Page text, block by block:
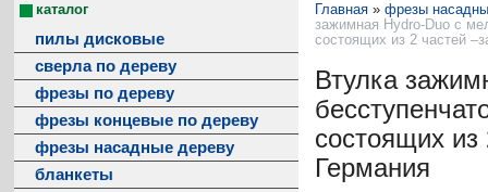
каталог
пилы дисковые
сверла по дереву
фрезы по дереву
фрезы концевые по дереву
фрезы насадные дереву
бланкеты
Главная » фрезы
зажимная Hydro-Duo с
состоящих из 2 частей
Втулка
состоящих из
Германия